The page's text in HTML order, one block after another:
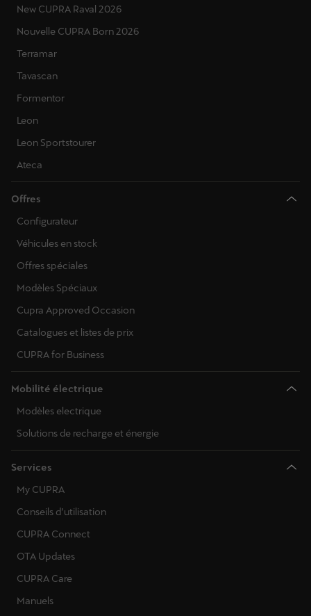
New CUPRA Raval 2026
Nouvelle CUPRA Born 2026
Terramar
Tavascan
Formentor
Leon
Leon Sportstourer
Ateca
Offres
Configurateur
Véhicules en stock
Offres spéciales
Modèles Spéciaux
Cupra Approved Occasion
Catalogues et listes de prix
CUPRA for Business
Mobilité électrique
Modèles electrique
Solutions de recharge et énergie
Services
My CUPRA
Conseils d’utilisation
CUPRA Connect
OTA Updates
CUPRA Care
Manuels